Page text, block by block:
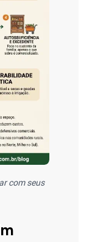
com seus